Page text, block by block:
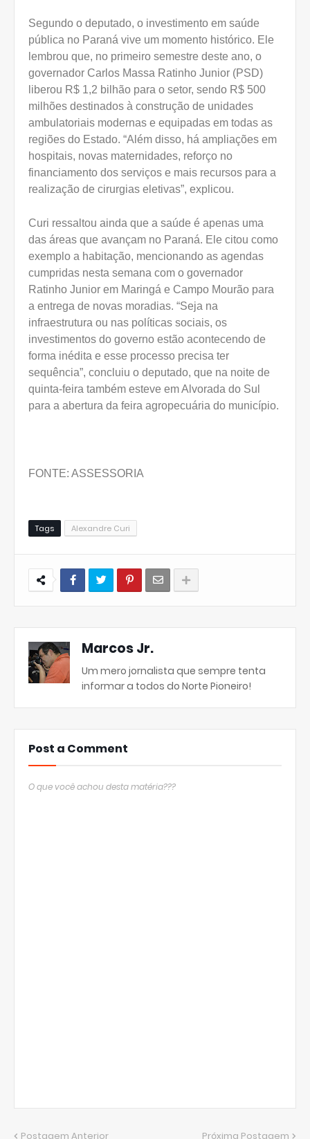
Segundo o deputado, o investimento em saúde
pública no Paraná vive um momento histórico. Ele
lembrou que, no primeiro semestre deste ano, o
governador Carlos Massa Ratinho Junior (PSD)
liberou R$ 1,2 bilhão para o setor, sendo R$ 500
milhões destinados à construção de unidades
ambulatoriais modernas e equipadas em todas as
regiões do Estado. “Além disso, há ampliações em
hospitais, novas maternidades, reforço no
financiamento dos serviços e mais recursos para a
realização de cirurgias eletivas”, explicou.
Curi ressaltou ainda que a saúde é apenas uma
das áreas que avançam no Paraná. Ele citou como
exemplo a habitação, mencionando as agendas
cumpridas nesta semana com o governador
Ratinho Junior em Maringá e Campo Mourão para
a entrega de novas moradias. “Seja na
infraestrutura ou nas políticas sociais, os
investimentos do governo estão acontecendo de
forma inédita e esse processo precisa ter
sequência”, concluiu o deputado, que na noite de
quinta-feira também esteve em Alvorada do Sul
para a abertura da feira agropecuária do município.
FONTE: ASSESSORIA
Tags Alexandre Curi
Marcos Jr.
Um mero jornalista que sempre tenta
informar a todos do Norte Pioneiro!
Post a Comment
O que você achou desta matéria???
Postagem Anterior Próxima Postagem